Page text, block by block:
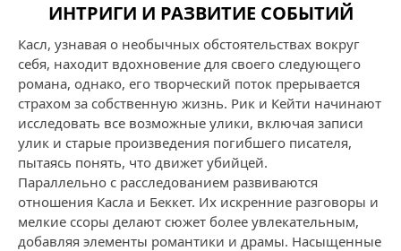
ИНТРИГИ И РАЗВИТИЕ СОБЫТИЙ
Касл, узнавая о необычных обстоятельствах вокруг
себя, находит вдохновение для своего следующего
романа, однако, его творческий поток прерывается
страхом за собственную жизнь. Рик и Кейти начинают
исследовать все возможные улики, включая записи
улик и старые произведения погибшего писателя,
пытаясь понять, что движет убийцей.
Параллельно с расследованием развиваются
отношения Касла и Беккет. Их искренние разговоры и
мелкие ссоры делают сюжет более увлекательным,
добавляя элементы романтики и драмы. Насыщенные